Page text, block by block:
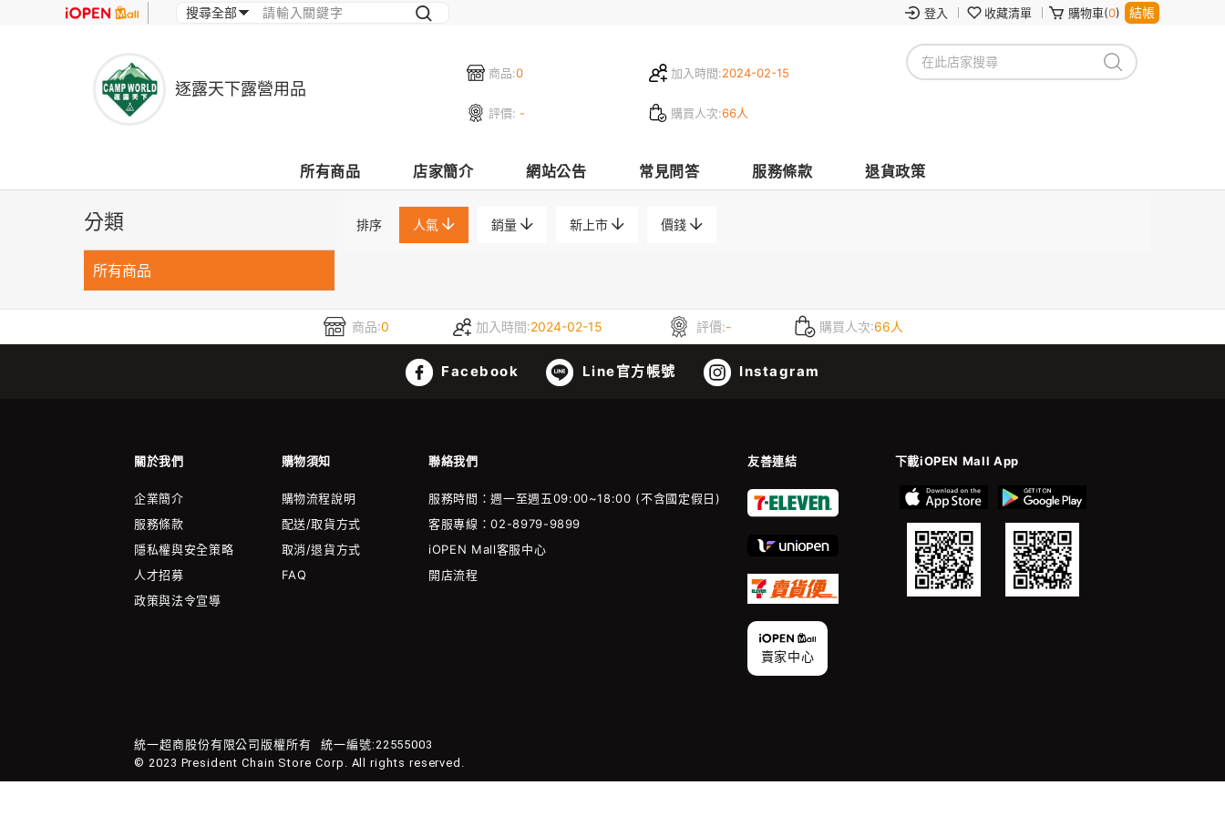
登入 收藏清單 購物車(0) 結帳
商品:0 加入時間:2024-02-15
評價: - 購買人次:66人
逐露天下露營用品
所有商品 店家簡介 網站公告 常見問答 服務條款 退貨政策
分類
所有商品
排序 人氣 銷量 新上市 價錢
商品:0 加入時間:2024-02-15 評價:- 購買人次:66人
Facebook Line官方帳號 Instagram
關於我們 購物須知 聯絡我們 友善連結 下載iOPEN Mall App
企業簡介
服務條款
隱私權與安全策略
人才招募
政策與法令宣導
購物流程說明
配送/取貨方式
取消/退貨方式
FAQ
服務時間：週一至週五09:00~18:00 (不含國定假日)
客服專線：02-8979-9899
iOPEN Mall客服中心
開店流程
賣家中心
統一超商股份有限公司版權所有
統一編號:22555003
© 2023 President Chain Store Corp. All rights reserved.